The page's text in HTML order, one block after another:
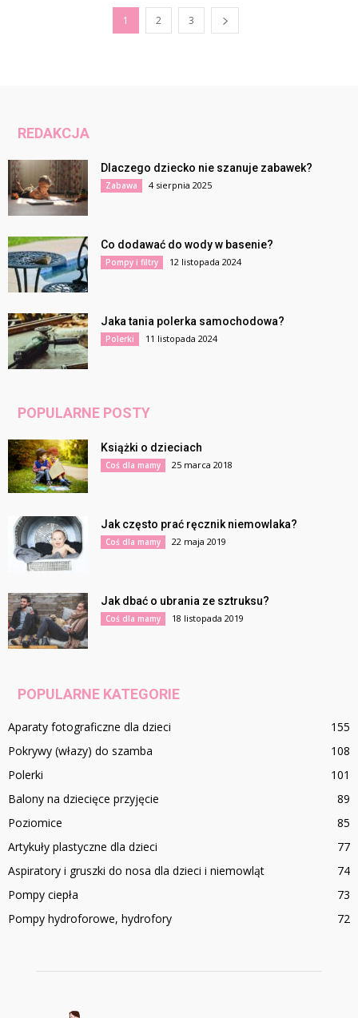
1 2 3
REDAKCJA
Dlaczego dziecko nie szanuje zabawek?
Zabawa 4 sierpnia 2025
Co dodawać do wody w basenie?
Pompy i filtry 12 listopada 2024
Jaka tania polerka samochodowa?
Polerki 11 listopada 2024
POPULARNE POSTY
Książki o dzieciach
Coś dla mamy 25 marca 2018
Jak często prać ręcznik niemowlaka?
Coś dla mamy 22 maja 2019
Jak dbać o ubrania ze sztruksu?
Coś dla mamy 18 listopada 2019
POPULARNE KATEGORIE
Aparaty fotograficzne dla dzieci
155
Pokrywy (włazy) do szamba
108
Polerki
101
Balony na dziecięce przyjęcie
89
Poziomice
85
Artykuły plastyczne dla dzieci
77
Aspiratory i gruszki do nosa dla dzieci i niemowląt
74
Pompy ciepła
73
Pompy hydroforowe, hydrofory
72